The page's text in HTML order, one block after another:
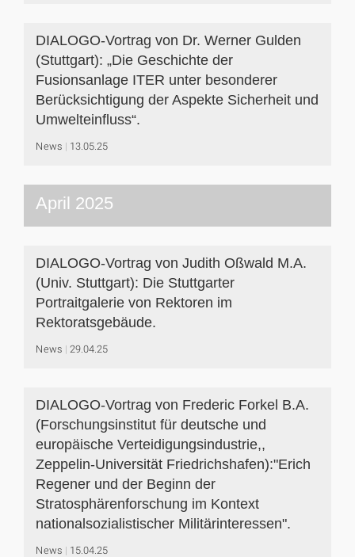
DIALOGO-Vortrag von Dr. Werner Gulden
(Stuttgart): „Die Geschichte der
Fusionsanlage ITER unter besonderer
Berücksichtigung der Aspekte Sicherheit und
Umwelteinfluss“.
News 13.05.25
April 2025
DIALOGO-Vortrag von Judith Oßwald M.A.
(Univ. Stuttgart): Die Stuttgarter
Portraitgalerie von Rektoren im
Rektoratsgebäude.
News 29.04.25
DIALOGO-Vortrag von Frederic Forkel B.A.
(Forschungsinstitut für deutsche und
europäische Verteidigungsindustrie,,
Zeppelin-Universität Friedrichshafen):"Erich
Regener und der Beginn der
Stratosphärenforschung im Kontext
nationalsozialistischer Militärinteressen".
News 15.04.25